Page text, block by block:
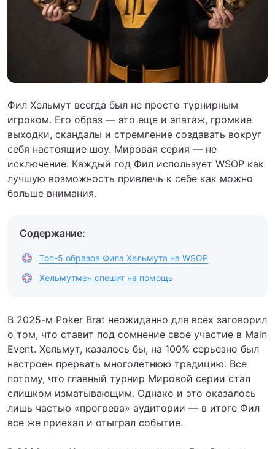
Фил Хельмут всегда был не просто турнирным
игроком. Его образ — это еще и эпатаж, громкие
выходки, скандалы и стремление создавать вокруг
себя настоящие шоу. Мировая серия — не
исключение. Каждый год Фил использует WSOP как
лучшую возможность привлечь к себе как можно
больше внимания.
Содержание:
Топ-5 образов Фила Хельмута на WSOP
Хельмутмен спешит на помощь
В 2025-м Poker Brat неожиданно для всех заговорил
о том, что ставит под сомнение свое участие в Main
Event. Хельмут, казалось бы, на 100% серьезно был
настроен прервать многолетнюю традицию. Все
потому, что главный турнир Мировой серии стал
слишком изматывающим. Однако и это оказалось
лишь частью «прогрева» аудитории — в итоге Фил
все же приехал и отыграл событие.